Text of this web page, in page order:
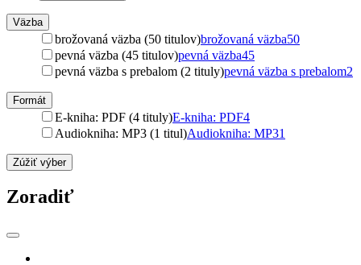
Väzba
brožovaná väzba (50 titulov)brožovaná väzba50
pevná väzba (45 titulov)pevná väzba45
pevná väzba s prebalom (2 tituly)pevná väzba s prebalom2
Formát
E-kniha: PDF (4 tituly)E-kniha: PDF4
Audiokniha: MP3 (1 titul)Audiokniha: MP31
Zúžiť výber
Zoradiť